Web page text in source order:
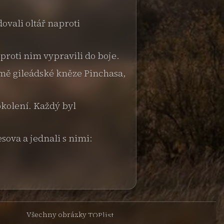
oltář naproti
proti nim vypravili do boje.
gileádské kněze Pinchasa,
Každý byl
a jednali s nimi:
Všechny obrázky